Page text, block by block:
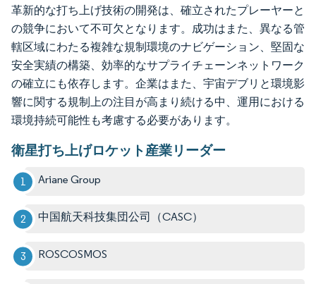
革新的な打ち上げ技術の開発は、確立されたプレーヤーと
の競争において不可欠となります。成功はまた、異なる管
轄区域にわたる複雑な規制環境のナビゲーション、堅固な
安全実績の構築、効率的なサプライチェーンネットワーク
の確立にも依存します。企業はまた、宇宙デブリと環境影
響に関する規制上の注目が高まり続ける中、運用における
環境持続可能性も考慮する必要があります。
衛星打ち上げロケット産業リーダー
Ariane Group
中国航天科技集団公司（CASC）
ROSCOSMOS